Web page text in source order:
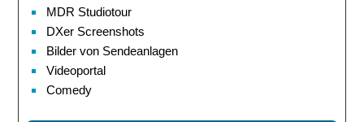
MDR Studiotour
DXer Screenshots
Bilder von Sendeanlagen
Videoportal
Comedy